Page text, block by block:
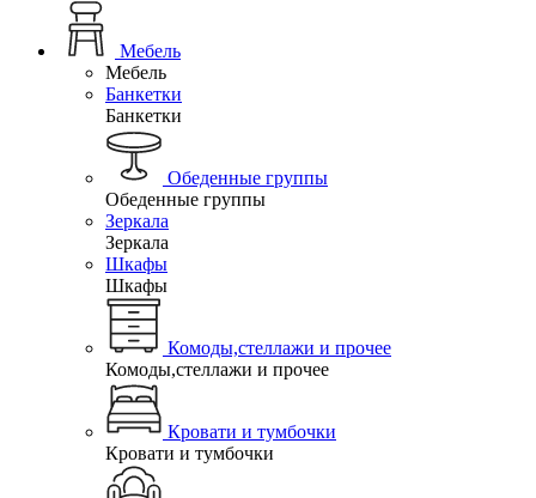
Мебель
Мебель
Банкетки
Банкетки
Обеденные группы
Обеденные группы
Зеркала
Зеркала
Шкафы
Шкафы
Комоды,стеллажи и прочее
Комоды,стеллажи и прочее
Кровати и тумбочки
Кровати и тумбочки